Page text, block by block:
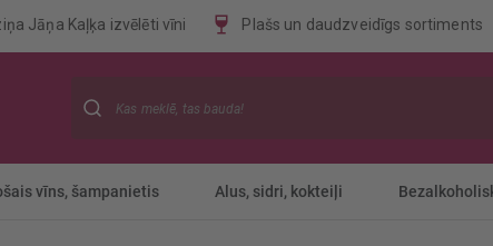
Jāņa Kaļķa izvēlēti vīni Plašs un daudzveidīgs sortiments
vīns, šampanietis Alus, sidri, kokteiļi